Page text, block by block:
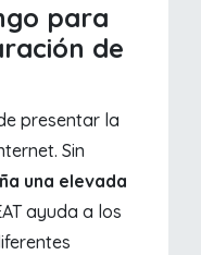
para
de
presentar la
Sin
una elevada
ayuda a los